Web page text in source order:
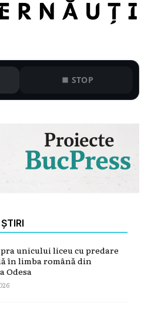
STOP
unicului liceu cu predare
în limba română din
Odesa